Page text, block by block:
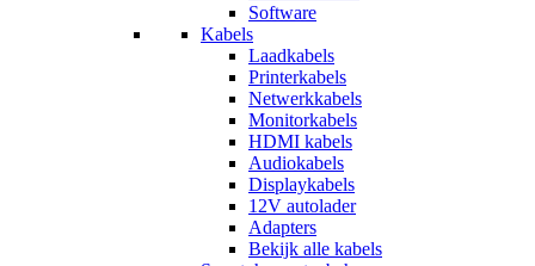
Software
Kabels
Laadkabels
Printerkabels
Netwerkkabels
Monitorkabels
HDMI kabels
Audiokabels
Displaykabels
12V autolader
Adapters
Bekijk alle kabels